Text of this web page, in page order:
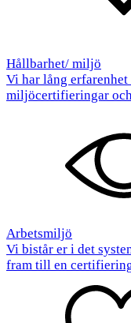
Hållbarhet/ miljö
Vi har lång
miljöcertifieringar
Arbetsmiljö
Vi bistår er i det
fram till en